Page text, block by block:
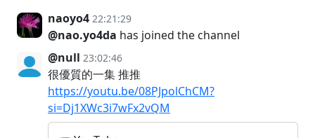
naoyo4 22:21:29
@nao.yo4da has joined the channel
@null 23:02:46
很優質的一集 推推
https://youtu.be/08PJpolChCM?
si=Dj1XWc3i7wFx2vQM